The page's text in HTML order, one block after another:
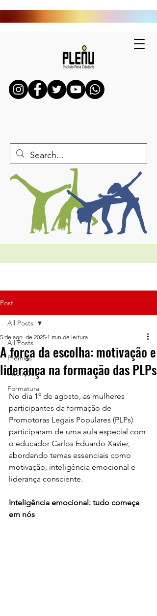
Post
All Posts
Prêmios
Inscrições
Formatura
All Posts
A força da escolha: motivação e
liderança na formação das PLPs
5 de ago. de 2025 1 min de leitura
No dia 1º de agosto, as mulheres
participantes da formação de
Promotoras Legais Populares (PLPs)
participaram de uma aula especial com
o educador Carlos Eduardo Xavier,
abordando temas essenciais como
motivação, inteligência emocional e
liderança consciente.
Inteligência emocional: tudo começa
em nós